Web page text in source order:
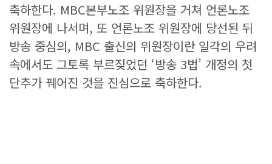
축하한다. MBC본부노조 위원장을 거쳐 언론노조
위원장에 나서며, 또 언론노조 위원장에 당선된 뒤
방송 중심의, MBC 출신의 위원장이란 일각의 우려
속에서도 그토록 부르짖었던 ‘방송 3법’ 개정의 첫
단추가 꿰어진 것을 진심으로 축하한다.